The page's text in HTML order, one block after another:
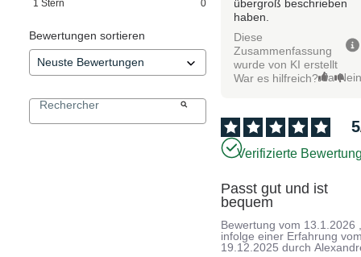
1 Stern 0
Bewertungen sortieren
übergroß beschrieben
haben.
Diese
Zusammenfassung
wurde von KI erstellt
War es hilfreich? Ja
5
Verifizierte
Passt gut und ist
bequem
Bewertung vom 13.1.2026
infolge einer Erfahrung
19.12.2025 durch